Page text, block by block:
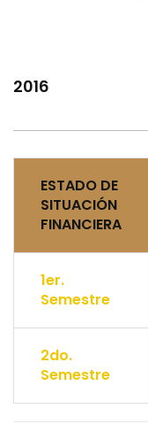
2016
ESTADO DE
SITUACIÓN
FINANCIERA
1er.
Semestre
2do.
Semestre